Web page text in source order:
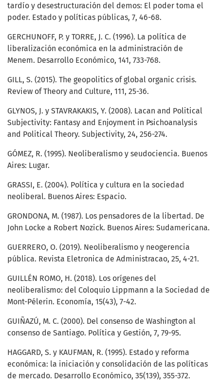
tardío y desestructuración del demos: El poder toma el
poder. Estado y políticas públicas, 7, 46-68.
GERCHUNOFF, P. y TORRE, J. C. (1996). La política de
liberalización económica en la administración de
Menem. Desarrollo Económico, 141, 733-768.
GILL, S. (2015). The geopolitics of global organic crisis.
Review of Theory and Culture, 111, 25-36.
GLYNOS, J. y STAVRAKAKIS, Y. (2008). Lacan and Political
Subjectivity: Fantasy and Enjoyment in Psichoanalysis
and Political Theory. Subjectivity, 24, 256-274.
GÓMEZ, R. (1995). Neoliberalismo y seudociencia. Buenos
Aires: Lugar.
GRASSI, E. (2004). Política y cultura en la sociedad
neoliberal. Buenos Aires: Espacio.
GRONDONA, M. (1987). Los pensadores de la libertad. De
John Locke a Robert Nozick. Buenos Aires: Sudamericana.
GUERRERO, O. (2019). Neoliberalismo y neogerencia
pública. Revista Eletronica de Administracao, 25, 4-21.
GUILLÉN ROMO, H. (2018). Los orígenes del
neoliberalismo: del Coloquio Lippmann a la Sociedad de
Mont-Pélerin. Economía, 15(43), 7-42.
GUIÑAZÚ, M. C. (2000). Del consenso de Washington al
consenso de Santiago. Política y Gestión, 7, 79-95.
HAGGARD, S. y KAUFMAN, R. (1995). Estado y reforma
económica: la iniciación y consolidación de las políticas
de mercado. Desarrollo Económico, 35(139), 355-372.